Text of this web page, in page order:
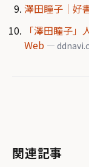
澤田瞳子｜好
「澤田瞳子
Web —
関連記事